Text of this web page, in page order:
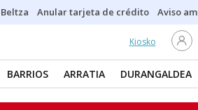
Beltza Anular tarjeta de crédito Aviso
Kiosko
BARRIOS ARRATIA DURANGALDEA